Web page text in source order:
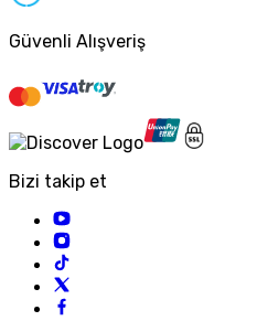
Güvenli Alışveriş
Bizi takip et